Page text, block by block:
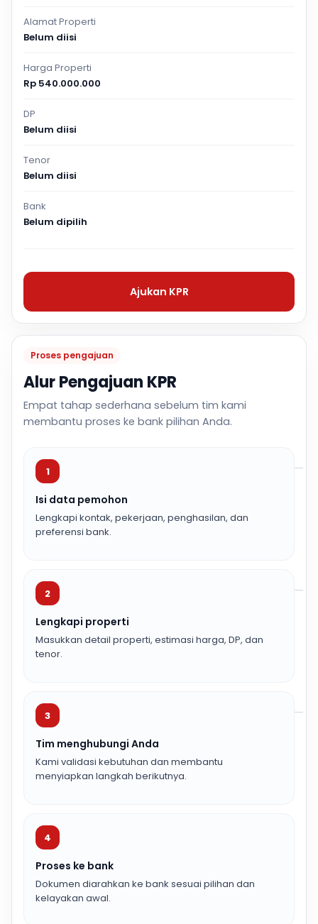
Proses pengajuan
Alur Pengajuan KPR
Empat tahap sederhana sebelum tim kami
membantu proses ke bank pilihan Anda.
1
Isi data pemohon
Lengkapi kontak, pekerjaan, penghasilan, dan
preferensi bank.
2
Lengkapi properti
Masukkan detail properti, estimasi harga, DP, dan
tenor.
3
Tim menghubungi Anda
Kami validasi kebutuhan dan membantu
menyiapkan langkah berikutnya.
4
Proses ke bank
Dokumen diarahkan ke bank sesuai pilihan dan
kelayakan awal.
Alamat Properti
Belum diisi
Harga Properti
Rp 540.000.000
DP
Belum diisi
Tenor
Belum diisi
Bank
Belum dipilih
Ajukan KPR